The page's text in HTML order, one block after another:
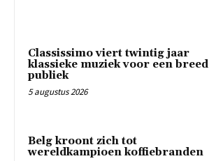
Classissimo viert twintig jaar
klassieke muziek voor een breed
publiek
5 augustus 2026
Belg kroont zich tot
wereldkampioen koffiebranden